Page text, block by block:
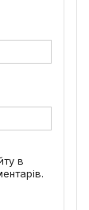
в